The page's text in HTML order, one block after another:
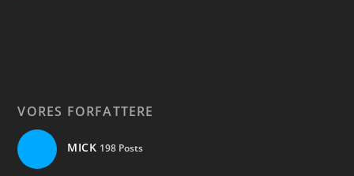
VORES FORFATTERE
MICK 198 Posts